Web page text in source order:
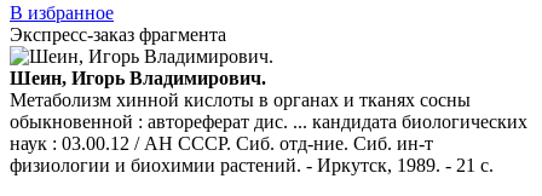
В избранное
Экспресс-заказ фрагмента
Шеин, Игорь Владимирович.
Метаболизм хинной кислоты в органах и тканях сосны
обыкновенной : автореферат дис. ... кандидата биологических
наук : 03.00.12 / АН СССР. Сиб. отд-ние. Сиб. ин-т
физиологии и биохимии растений. - Иркутск, 1989. - 21 с.